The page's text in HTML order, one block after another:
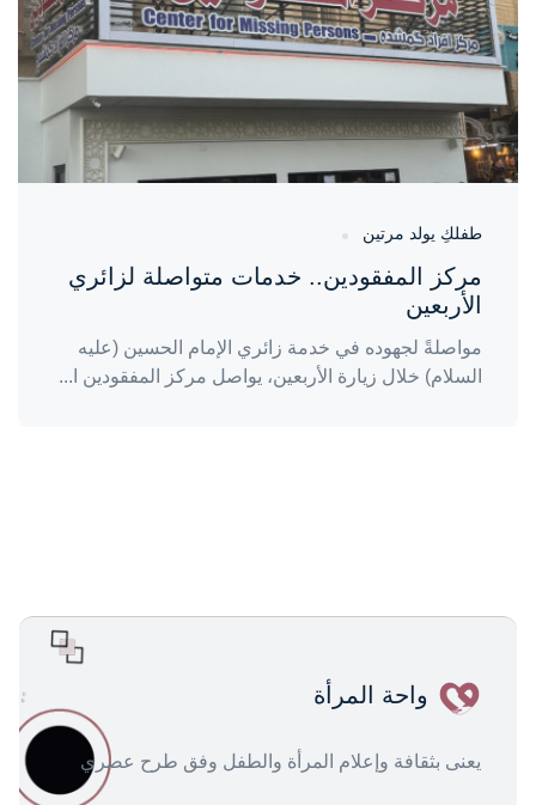
طفلكِ يولد مرتين
مركز المفقودين.. خدمات متواصلة لزائري
الأربعين
مواصلةً لجهوده في خدمة زائري الإمام الحسين (عليه
السلام) خلال زيارة الأربعين، يواصل مركز المفقودين ا...
واحة المرأة
يعنى بثقافة وإعلام المرأة والطفل وفق طرح عصري